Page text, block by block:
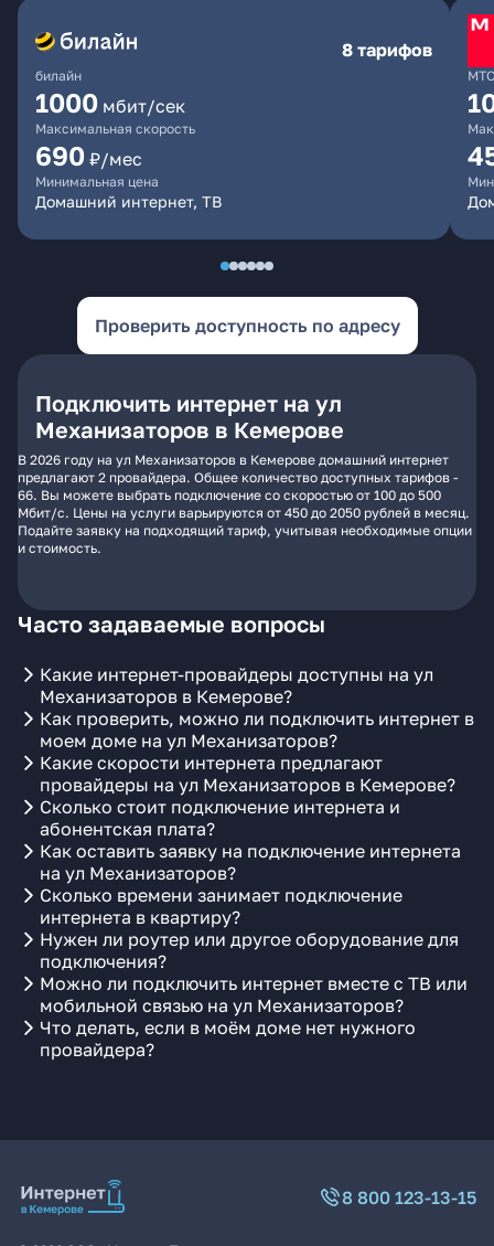
билайн
8 тарифов
1000 мбит/сек
Максимальная скорость
690 ₽/мес
Минимальная цена
Домашний интернет, ТВ
МТС
Проверить доступность по адресу
Подключить интернет на ул
Механизаторов в Кемерове
В 2026 году на ул Механизаторов в Кемерове домашний интернет
предлагают 2 провайдера. Общее количество доступных тарифов -
66. Вы можете выбрать подключение со скоростью от 100 до 500
Мбит/с. Цены на услуги варьируются от 450 до 2050 рублей в месяц.
Подайте заявку на подходящий тариф, учитывая необходимые опции
и стоимость.
Часто задаваемые вопросы
Какие интернет-провайдеры доступны на ул
Механизаторов в Кемерове?
Как проверить, можно ли подключить интернет в
моем доме на ул Механизаторов?
Какие скорости интернета предлагают
провайдеры на ул Механизаторов в Кемерове?
Сколько стоит подключение интернета и
абонентская плата?
Как оставить заявку на подключение интернета
на ул Механизаторов?
Сколько времени занимает подключение
интернета в квартиру?
Нужен ли роутер или другое оборудование для
подключения?
Можно ли подключить интернет вместе с ТВ или
мобильной связью на ул Механизаторов?
Что делать, если в моём доме нет нужного
провайдера?
8 800 123-13-15